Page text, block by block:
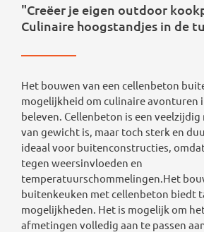
"Creëer je eigen outdoor
Culinaire hoogstandjes in de
Het bouwen van een cellenbeton
mogelijkheid om culinaire avonturen
beleven. Cellenbeton is een
van gewicht is, maar toch sterk en
ideaal voor buitenconstructies,
tegen weersinvloeden en
temperatuurschommelingen.Het
buitenkeuken met cellenbeton biedt
mogelijkheden. Het is mogelijk om
afmetingen volledig aan te passen